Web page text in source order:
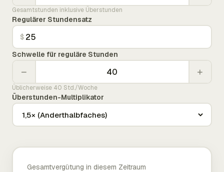
Gesamtstunden inklusive Überstunden
Regulärer Stundensatz
$
Schwelle für reguläre Stunden
− +
Üblicherweise 40 Std./Woche
Überstunden-Multiplikator
Gesamtvergütung in diesem Zeitraum